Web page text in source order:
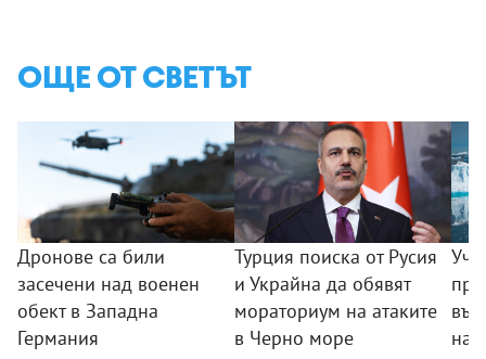
ОЩЕ ОТ СВЕТЪТ
Дронове са били
засечени над военен
обект в Западна
Германия
Турция поиска от Русия
и Украйна да обявят
мораториум на атаките
в Черно море
на